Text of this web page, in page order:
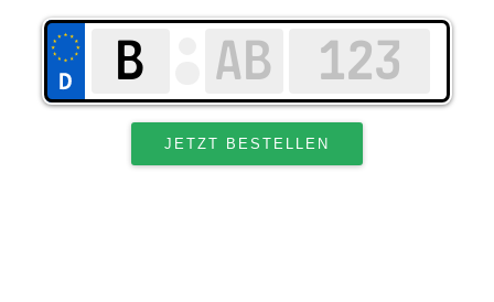
JETZT BESTELLEN